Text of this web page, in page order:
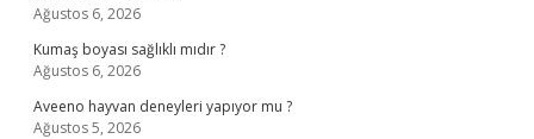
Ağustos 6, 2026
Kumaş boyası sağlıklı mıdır ?
Ağustos 6, 2026
Aveeno hayvan deneyleri yapıyor mu ?
Ağustos 5, 2026